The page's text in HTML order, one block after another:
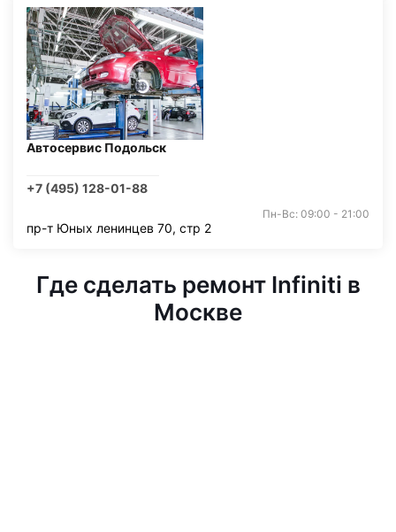
Автосервис Подольск
+7 (495) 128-01-88
Пн-Вс: 09:00 - 21:00
пр-т Юных ленинцев 70, стр 2
Где сделать ремонт Infiniti в
Москве